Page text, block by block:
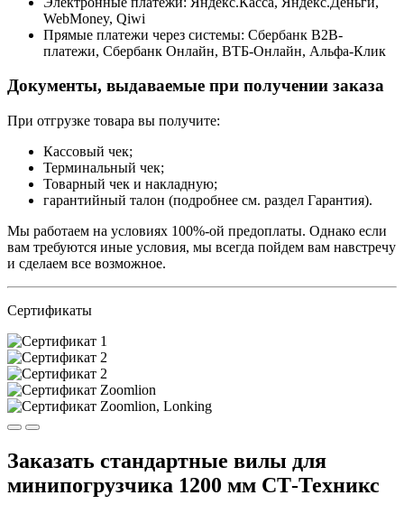
WebMoney, Qiwi
Прямые платежи через системы: Сбербанк B2B-
платежи, Сбербанк Онлайн, ВТБ-Онлайн, Альфа-Клик
Документы, выдаваемые при получении заказа
При отгрузке товара вы получите:
Кассовый чек;
Терминальный чек;
Товарный чек и накладную;
гарантийный талон (подробнее см. раздел Гарантия).
Мы работаем на условиях 100%-ой предоплаты. Однако если
вам требуются иные условия, мы всегда пойдем вам навстречу
и сделаем все возможное.
Сертификаты
Заказать стандартные вилы для
минипогрузчика 1200 мм СТ-Техникс